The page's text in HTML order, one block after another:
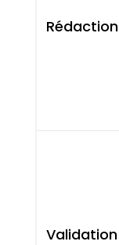
Rédaction
Validation